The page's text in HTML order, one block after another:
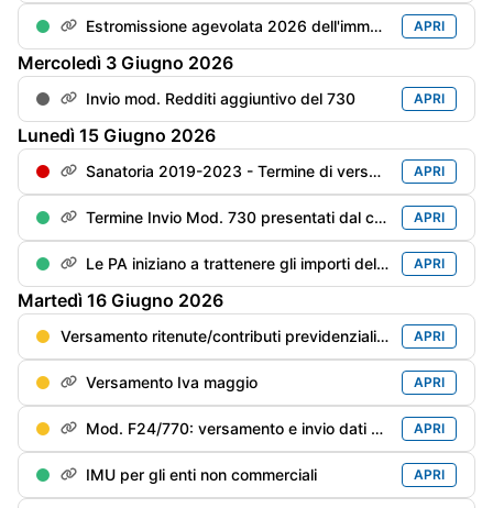
Estromissione agevolata 2026 dell'immobile strumentale dell'imprenditore individuale - Termine adempimenti contabili APRI
Mercoledì 3 Giugno 2026
Invio mod. Redditi aggiuntivo del 730 APRI
Lunedì 15 Giugno 2026
Sanatoria 2019-2023 - Termine di versamento della 4° rata APRI
Termine Invio Mod. 730 presentati dal contribuente entro il 31/05 APRI
Le PA iniziano a trattenere gli importi delle cartelle inevase prima di pagare i compensi professionali APRI
Martedì 16 Giugno 2026
Versamento ritenute/contributi previdenziali del mese di maggio APRI
Versamento Iva maggio APRI
Mod. F24/770: versamento e invio dati delle ritenute/trattenute operate APRI
IMU per gli enti non commerciali APRI